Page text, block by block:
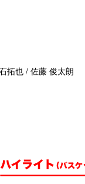
拓也 / 佐藤 俊太朗